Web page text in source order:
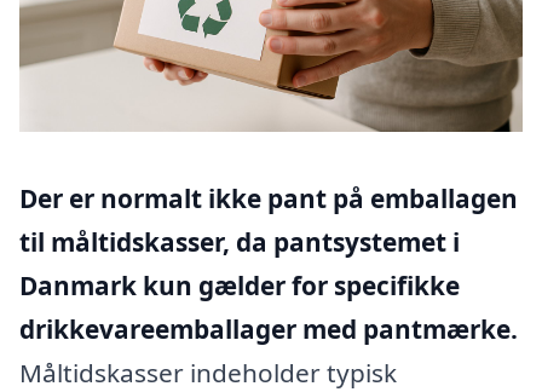
Der er normalt ikke pant på emballagen
til måltidskasser, da pantsystemet i
Danmark kun gælder for specifikke
drikkevareemballager med pantmærke.
Måltidskasser indeholder typisk